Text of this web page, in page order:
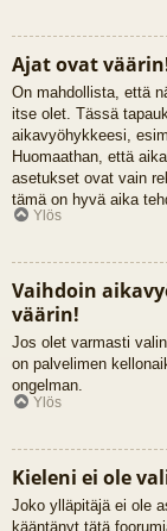
Ajat ovat
On mahdollista, että
itse olet. Tässä
aikavyöhykkeesi,
Huomaathan, että
asetukset ovat vain
tämä on hyvä aika
Ylös
Vaihdoin
väärin!
Jos olet varmasti
on palvelimen
ongelman.
Ylös
Kieleni ei ole
Joko ylläpitäjä ei ole
kääntänyt tätä